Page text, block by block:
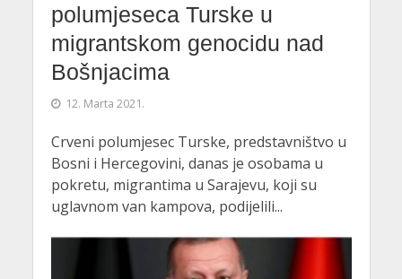
polumjeseca Turske u
migrantskom genocidu nad
Bošnjacima
12. Marta 2021.
Crveni polumjesec Turske, predstavništvo u
Bosni i Hercegovini, danas je osobama u
pokretu, migrantima u Sarajevu, koji su
uglavnom van kampova, podijelili...